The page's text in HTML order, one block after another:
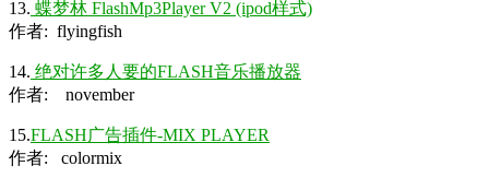
13. 蝶梦林 FlashMp3Player V2 (ipod样式)
作者: flyingfish
14. 绝对许多人要的FLASH音乐播放器
作者: november
15.FLASH广告插件-MIX PLAYER
作者: colormix